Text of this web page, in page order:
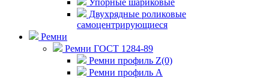
Упорные шариковые
Двухрядные роликовые
самоцентрирующиеся
Ремни
Ремни ГОСТ 1284-89
Ремни профиль Z(0)
Ремни профиль А